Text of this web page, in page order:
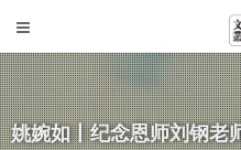
姚婉如丨纪念恩师刘钢老